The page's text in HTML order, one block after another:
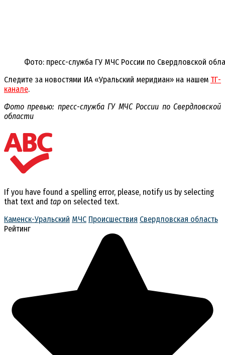
Фото: пресс-служба ГУ МЧС России по Свердловской
Следите за новостями ИА «Уральский меридиан» на нашем ТГ-
канале.
Фото превью: пресс-служба ГУ МЧС России по Свердловской
области
If you have found a spelling error, please, notify us by selecting
that text and tap on selected text.
Каменск-Уральский МЧС Происшествия Свердловская область
Рейтинг